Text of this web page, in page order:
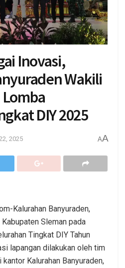
Inovasi,
Wakili
DIY 2025
2025 AA
Kalurahan Banyuraden,
Sleman pada
Tingkat DIY Tahun
lapangan dilakukan oleh tim
Kalurahan Banyuraden,